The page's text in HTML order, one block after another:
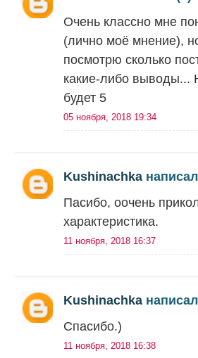
Очень классно мне
(лично моё мнение),
посмотрю сколько
какие-либо выводы...
будет 5
05 ноября, 2018 19:34
Kushinachka
Пасибо, оочень
характеристика.
11 ноября, 2018 16:37
Kushinachka
Спасибо.)
11 ноября, 2018 16:38